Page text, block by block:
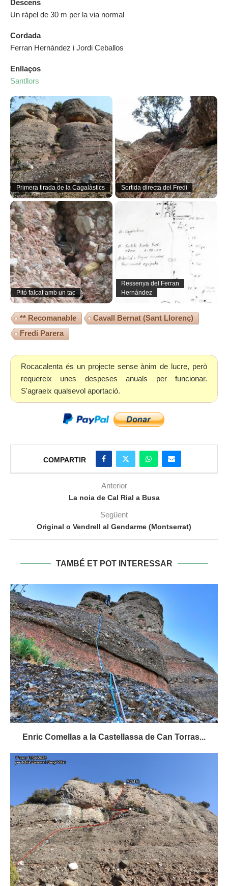
Descens
Un ràpel de 30 m per la via normal
Cordada
Ferran Hernández i Jordi Ceballos
Enllaços
Santllors
Primera tirada de la Cagalàstics Sortida directa del Fredi
Pitó falcat amb un tac
Ressenya del Ferran
Hernández
** Recomanable
Cavall Bernat (Sant Llorenç)
Fredi Parera
Rocacalenta és un projecte sense ànim de lucre, però
requereix unes despeses anuals per funcionar.
S'agraeix qualsevol aportació.
COMPARTIR
Anterior
La noia de Cal Rial a Busa
Següent
Original o Vendrell al Gendarme (Montserrat)
TAMBÉ ET POT INTERESSAR
Enric Comellas a la Castellassa de Can Torras...